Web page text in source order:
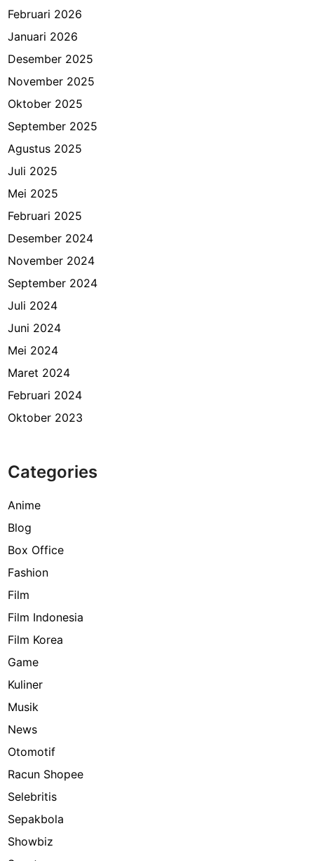
Februari 2026
Januari 2026
Desember 2025
November 2025
Oktober 2025
September 2025
Agustus 2025
Juli 2025
Mei 2025
Februari 2025
Desember 2024
November 2024
September 2024
Juli 2024
Juni 2024
Mei 2024
Maret 2024
Februari 2024
Oktober 2023
Categories
Anime
Blog
Box Office
Fashion
Film
Film Indonesia
Film Korea
Game
Kuliner
Musik
News
Otomotif
Racun Shopee
Selebritis
Sepakbola
Showbiz